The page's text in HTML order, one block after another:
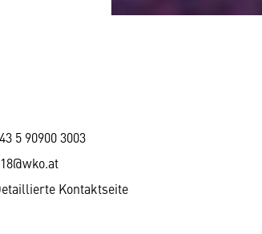
5 90900 3003
Kontaktseite